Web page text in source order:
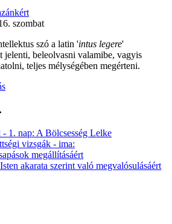
szombat
szó a latin 'intus legere'
jelenti, beleolvasni valamibe, vagyis
teljes mélységében megérteni.
1. nap: A Bölcsesség Lelke
vizsgák - ima:
megállításáért
akarata szerint való megvalósulásáért